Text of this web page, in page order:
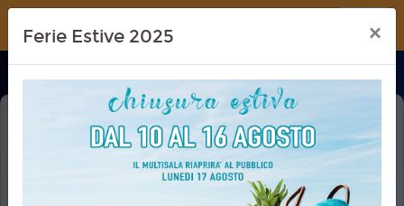
Dream Cinema
TOY STORY 5
Ferie Estive 2025 ×